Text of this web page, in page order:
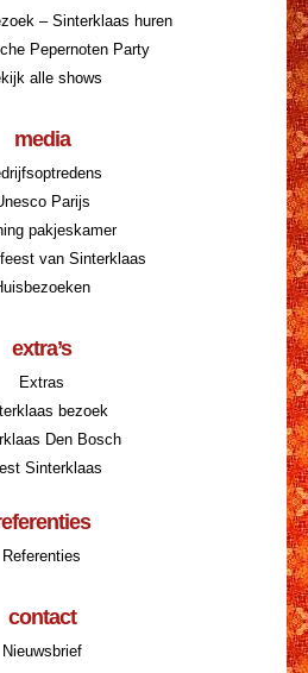
– Sinterklaas huren
Pepernoten Party
alle shows
media
Parijs
pakjeskamer
van Sinterklaas
extra’s
Extras
bezoek
Den Bosch
Sinterklaas
Referenties
contact
Nieuwsbrief